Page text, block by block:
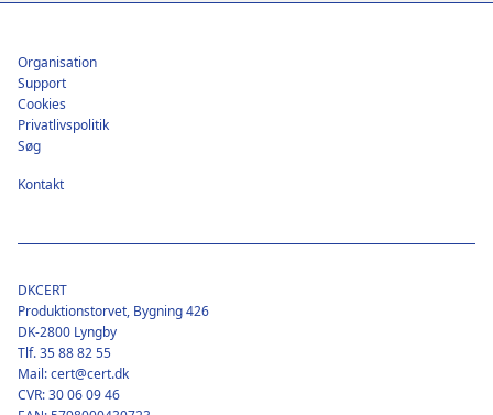
Footer
Organisation
Support
Cookies
Privatlivspolitik
Søg
Kontakt
DKCERT
Produktionstorvet, Bygning 426
DK-2800 Lyngby
Tlf. 35 88 82 55
Mail: cert@cert.dk
CVR: 30 06 09 46